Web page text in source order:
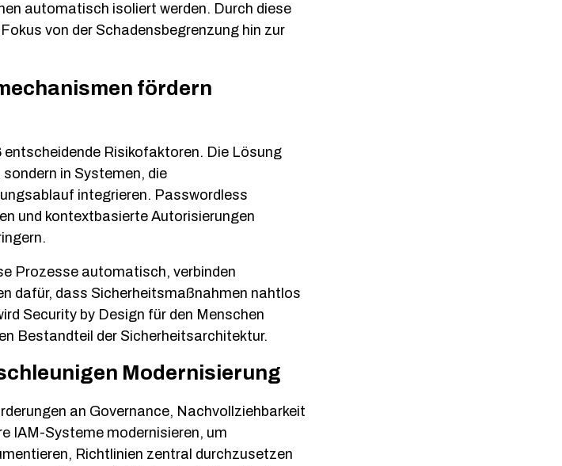
automatisch isoliert werden. Durch diese
von der Schadensbegrenzung hin zur
fördern
entscheidende Risikofaktoren. Die Lösung
in Systemen, die
integrieren. Passwordless
und kontextbasierte Autorisierungen
Prozesse automatisch, verbinden
dafür, dass Sicherheitsmaßnahmen nahtlos
Security by Design für den Menschen
Bestandteil der Sicherheitsarchitektur.
Modernisierung
an Governance, Nachvollziehbarkeit
IAM-Systeme modernisieren, um
Richtlinien zentral durchzusetzen